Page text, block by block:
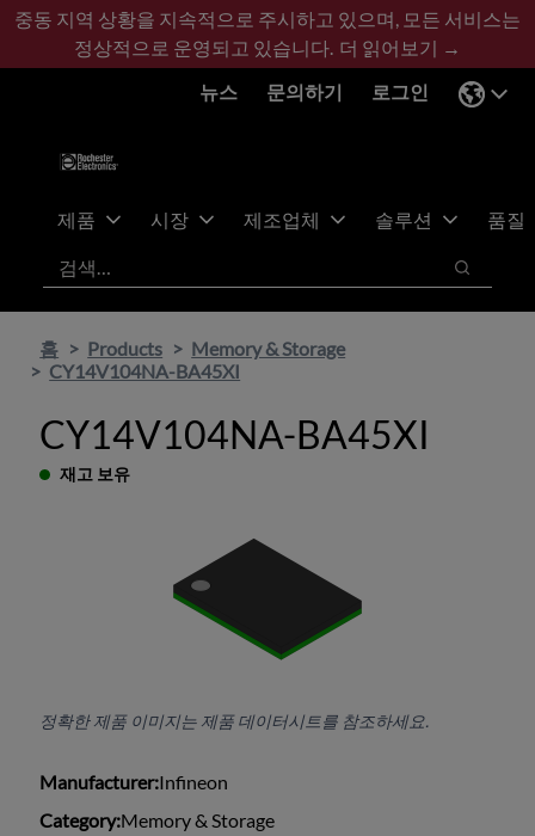
기
콘
바
글
중동 지역 상황을 지속적으로 주시하고 있으며, 모든 서비스는
정상적으로 운영되고 있습니다. 더 읽어보기 →
뉴스
문의하기 로그인
제품 시장 제조업체 솔루션
품질
검색
검색
홈 Products
Memory & Storage
CY14V104NA-BA45XI
CY14V104NA-BA45XI
재고 보유
정확한 제품 이미지는 제품 데이터시트를 참조하세요.
Manufacturer:Infineon
Category:Memory & Storage